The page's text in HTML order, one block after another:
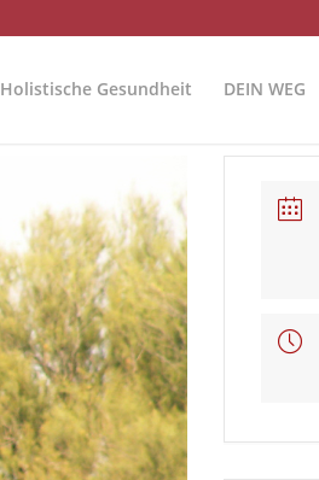
Holistische Gesundheit DEIN WEG